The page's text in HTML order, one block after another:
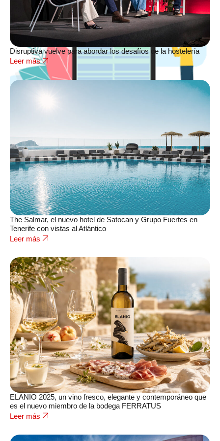
Disruptiva vuelve para abordar los desafíos de la hostelería
Leer más
The Salmar, el nuevo hotel de Satocan y Grupo Fuertes en
Tenerife con vistas al Atlántico
Leer más
ELANIO 2025, un vino fresco, elegante y contemporáneo que
es el nuevo miembro de la bodega FERRATUS
Leer más